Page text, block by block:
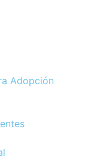
Adopción